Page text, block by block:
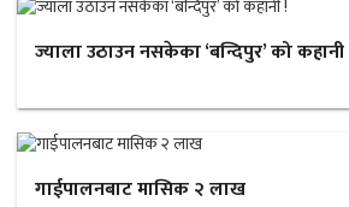
ज्याला उठाउन नसकेका ‘बन्दिपुर’ को
गाईपालनबाट मासिक २ लाख